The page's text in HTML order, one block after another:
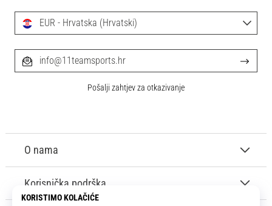
O nama
Korisnička podrška
EUR - Hrvatska (Hrvatski)
info@11teamsports.hr
Pošalji zahtjev za otkazivanje